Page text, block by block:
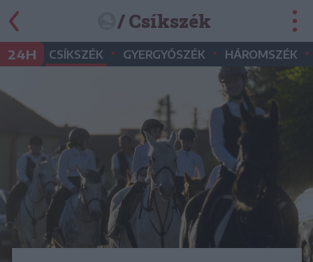
/ Csíkszék
24H CSÍKSZÉK • GYERGYÓSZÉK • HÁROMSZÉK •